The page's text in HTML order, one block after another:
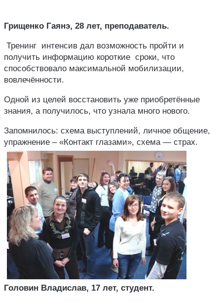
Грищенко Гаянэ, 28 лет, преподаватель.
Тренинг интенсив дал возможность пройти и
получить информацию короткие сроки, что
способствовало максимальной мобилизации,
вовлечённости.
Одной из целей восстановить уже приобретённые
знания, а получилось, что узнала много нового.
Запомнилось: схема выступлений, личное общение,
упражнение – «Контакт глазами», схема — страх.
Головин Владислав, 17 лет, студент.